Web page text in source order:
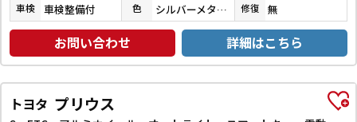
車検 車検整備付 色 シルバーメタリック 修復 無
お問い合わせ 詳細はこちら
トヨタ プリウス